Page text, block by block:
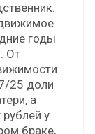
годы
От
25 доли
а
у
браке,